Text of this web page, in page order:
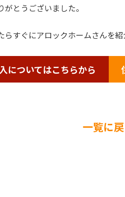
とうございました。
すぐにアロックホームさんを紹
についてはこちらから
一覧に